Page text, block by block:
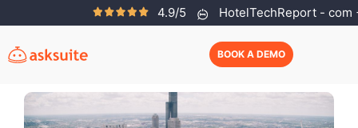
4.9/5 HotelTechReport - com
BOOK A DEMO
Janeiro 12, 2018